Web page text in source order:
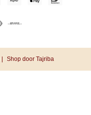
Shop door Tajriba